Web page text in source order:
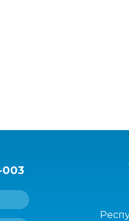
003